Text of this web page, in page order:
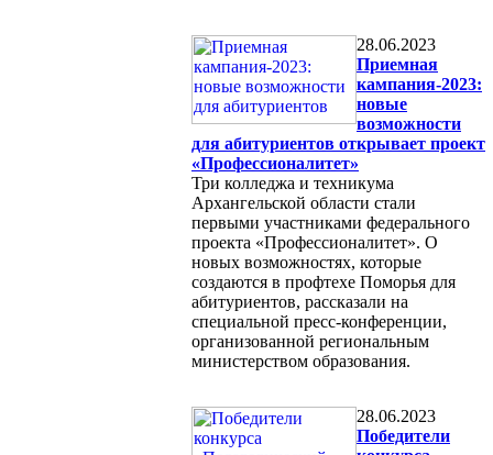
28.06.2023
Приемная
кампания-2023:
новые
возможности
для абитуриентов открывает проект
«Профессионалитет»
Три колледжа и техникума
Архангельской области стали
первыми участниками федерального
проекта «Профессионалитет». О
новых возможностях, которые
создаются в профтехе Поморья для
абитуриентов, рассказали на
специальной пресс-конференции,
организованной региональным
министерством образования.
28.06.2023
Победители